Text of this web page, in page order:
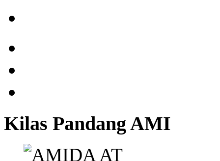
Kilas Pandang AMI